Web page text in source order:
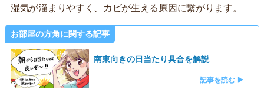
湿気が溜まりやすく、カビが生える原因に繋がります。
お部屋の方角に関する記事
南東向きの日当たり具合を解説
記事を読む ▶